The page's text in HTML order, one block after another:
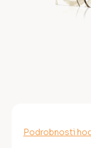
Průměrné
Podrobnosti